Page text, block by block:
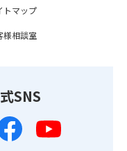
トマップ
様相談室
SNS